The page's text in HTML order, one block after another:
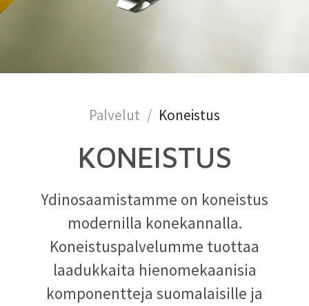
Palvelut Koneistus
KONEISTUS
Ydinosaamistamme on koneistus
modernilla konekannalla.
Koneistuspalvelumme tuottaa
laadukkaita hienomekaanisia
komponentteja suomalaisille ja